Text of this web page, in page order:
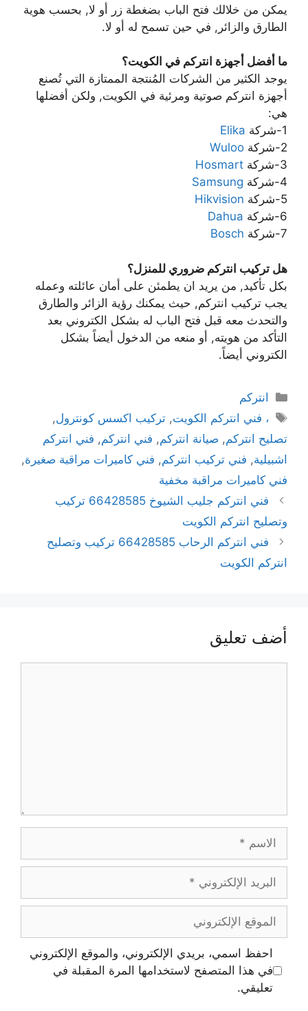
يمكن من خلالك فتح الباب بضغطة زر أو لا, بحسب هوية
الطارق والزائر, في حين تسمح له أو لا.
ما أفضل أجهزة انتركم في الكويت؟
يوجد الكثير من الشركات المُنتجة الممتازة التي تُصنع
أجهزة انتركم صوتية ومرئية في الكويت, ولكن أفضلها
هي:
1-شركة
Elika
2-شركة
Wuloo
3-شركة
Hosmart
4-شركة
Samsung
5-شركة
Hikvision
6-شركة
Dahua
7-شركة
Bosch
هل تركيب انتركم ضروري للمنزل؟
بكل تأكيد, من يريد ان يطمئن على أمان عائلته وعمله
يجب تركيب انتركم, حيث يمكنك رؤية الزائر والطارق
والتحدث معه قبل فتح الباب له بشكل الكتروني بعد
التأكد من هويته, أو منعه من الدخول أيضاً بشكل
الكتروني أيضاً.
انتركم
، فني انتركم الكويت,تركيب اكسس كونترول,
تصليح انتركم, صيانة انتركم, فني انتركم, فني انتركم
اشبيلية, فني تركيب انتركم, فني كاميرات مراقبة صغيرة,
فني كاميرات مراقبة مخفية
فني انتركم جليب الشيوخ 66428585 تركيب
وتصليح انتركم الكويت
فني انتركم الرحاب 66428585 تركيب وتصليح
انتركم الكويت
أضف تعليق
احفظ اسمي، بريدي الإلكتروني، والموقع الإلكتروني
في هذا المتصفح لاستخدامها المرة المقبلة في
تعليقي.